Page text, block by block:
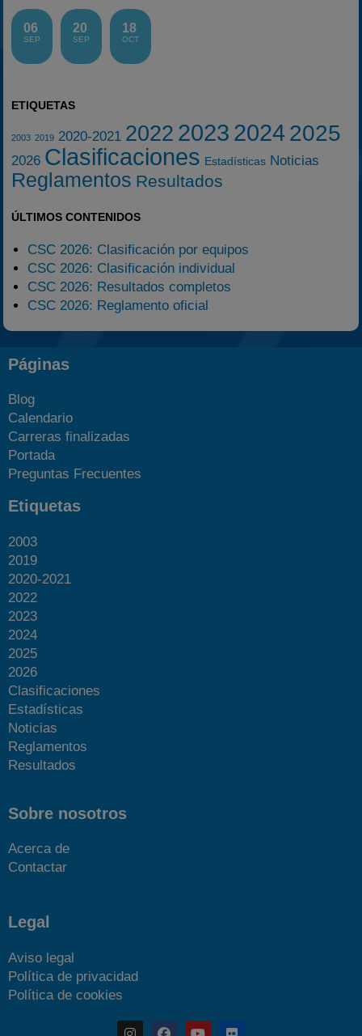
06
SEP
20
SEP
18
OCT
ETIQUETAS
2003 2019 2020-2021 2022 2023 20242025
2026 Clasificaciones Estadísticas Noticias
Reglamentos Resultados
ÚLTIMOS CONTENIDOS
CSC 2026: Clasificación por equipos
CSC 2026: Clasificación individual
CSC 2026: Resultados completos
CSC 2026: Reglamento oficial
Páginas
Blog
Calendario
Carreras finalizadas
Portada
Preguntas Frecuentes
Etiquetas
2003
2019
2020-2021
2022
2023
2024
2025
2026
Clasificaciones
Estadísticas
Noticias
Reglamentos
Resultados
Sobre nosotros
Acerca de
Contactar
Legal
Aviso legal
Política de privacidad
Política de cookies